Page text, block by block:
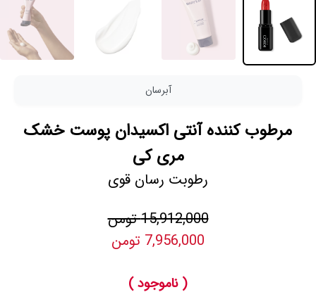
آبرسان
مرطوب کننده آنتی اکسیدان پوست خشک
مری کی
رطوبت رسان قوی
15,912,000 تومن
7,956,000 تومن
( ناموجود )